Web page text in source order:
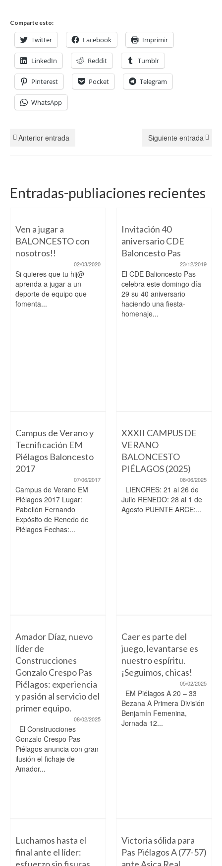
Comparte esto:
Twitter Facebook Imprimir
LinkedIn Reddit Tumblr
Pinterest Pocket Telegram
WhatsApp
Anterior entrada Siguiente entrada
Entradas-publiaciones recientes
Ven a jugar a
BALONCESTO con
nosotros!!
02/03/2020
Si quieres que tu hij@
aprenda a jugar a un
deporte de equipo que
fomenta...
Invitación 40
aniversario CDE
Baloncesto Pas
23/12/2019
El CDE Balioncesto Pas
celebra este domingo día
29 su 40 aniversario
haciendo una fiesta-
homenaje...
Campus de Verano y
Tecnificación EM
Piélagos Baloncesto
2017
07/06/2017
Campus de Verano EM
Piélagos 2017 Lugar:
Pabellón Fernando
Expósito de Renedo de
Piélagos Fechas:...
XXXII CAMPUS DE
VERANO
BALONCESTO
PIÉLAGOS (2025)
08/06/2025
LIENCRES: 21 al 26 de
Julio RENEDO: 28 al 1 de
Agosto PUENTE ARCE:...
Amador Díaz, nuevo
líder de
Construcciones
Gonzalo Crespo Pas
Piélagos: experiencia
y pasión al servicio del
primer equipo.
08/02/2025
El Construcciones
Gonzalo Crespo Pas
Piélagos anuncia con gran
ilusión el fichaje de
Amador...
Caer es parte del
juego, levantarse es
nuestro espíritu.
¡Seguimos, chicas!
05/02/2025
EM Piélagos A 20 – 33
Bezana A Primera División
Benjamín Femenina,
Jornada 12...
Luchamos hasta el
final ante el líder:
Victoria sólida para
Pas Piélagos A (77-57)